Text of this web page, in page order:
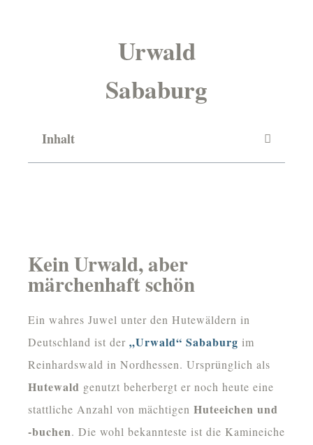
Urwald
Sababurg
Inhalt
Kein Urwald, aber
märchenhaft schön
Ein wahres Juwel unter den Hutewäldern in
Deutschland ist der „Urwald“ Sababurg im
Reinhardswald in Nordhessen. Ursprünglich als
Hutewald genutzt beherbergt er noch heute eine
stattliche Anzahl von mächtigen Huteeichen und
-buchen. Die wohl bekannteste ist die Kamineiche